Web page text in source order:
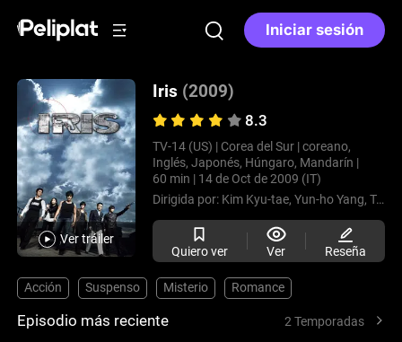
Iniciar sesión
Ver tráiler
Iris (2009)
8.3
TV-14 (US) | Corea del Sur | coreano,
Inglés, Japonés, Húngaro, Mandarín |
60 min | 14 de Oct de 2009 (IT)
Dirigida por: Kim Kyu-tae, Yun-ho Yang, Tae-hun Kim,
Quiero ver Ver Reseña
Acción Suspenso Misterio Romance
Episodio más reciente 2 Temporadas